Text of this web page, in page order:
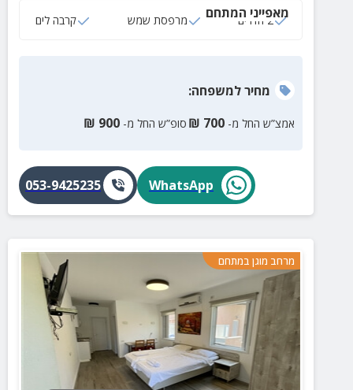
מאפייני המתחם
2 חדרים מרפסת שמש קרבה לים
מחירלמשפחה:
אמצ”ש החל מ- 700
₪ סופ”ש החל מ- 900
₪
WhatsApp
053-9425235
מרחב מוגן במתחם